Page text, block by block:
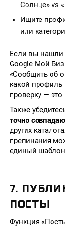
Солнце» vs
Ищите
или
Если вы нашли
Google Мой
«Сообщить об
какой профиль
проверку —
Также
точно
других
препинания
единый шаблон
7.
ПОСТЫ
Функция